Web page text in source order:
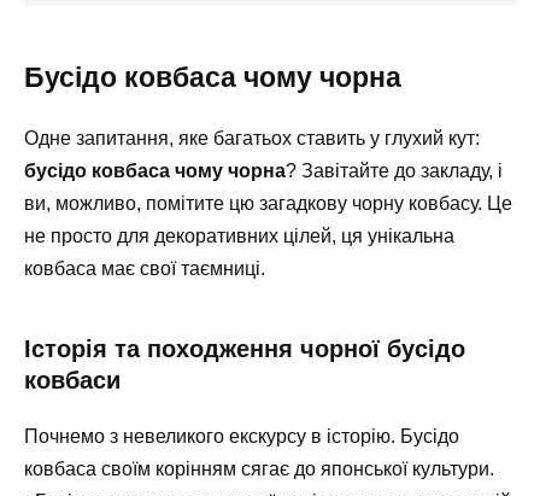
Бусідо ковбаса чому чорна
Одне запитання, яке багатьох ставить у глухий кут:
бусідо ковбаса чому чорна? Завітайте до закладу, і
ви, можливо, помітите цю загадкову чорну ковбасу. Це
не просто для декоративних цілей, ця унікальна
ковбаса має свої таємниці.
Історія та походження чорної бусідо
ковбаси
Почнемо з невеликого екскурсу в історію. Бусідо
ковбаса своїм корінням сягає до японської культури.